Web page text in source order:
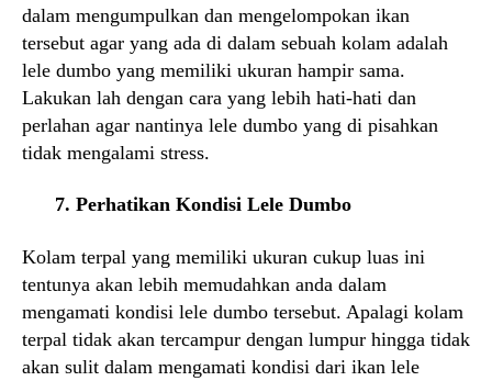
dalam mengumpulkan dan mengelompokan ikan
tersebut agar yang ada di dalam sebuah kolam adalah
lele dumbo yang memiliki ukuran hampir sama.
Lakukan lah dengan cara yang lebih hati-hati dan
perlahan agar nantinya lele dumbo yang di pisahkan
tidak mengalami stress.
7. Perhatikan Kondisi Lele Dumbo
Kolam terpal yang memiliki ukuran cukup luas ini
tentunya akan lebih memudahkan anda dalam
mengamati kondisi lele dumbo tersebut. Apalagi kolam
terpal tidak akan tercampur dengan lumpur hingga tidak
akan sulit dalam mengamati kondisi dari ikan lele